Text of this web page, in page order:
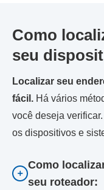
Como
seu
Localizar seu
fácil. Há vários
você deseja
os dispositivos e
Como
seu roteador: